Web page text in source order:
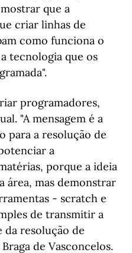
que a
criar linhas de
como funciona o
tecnologia que os
programadores,
"A mensagem é a
para a resolução de
a
porque a ideia
área, mas demonstrar
- scratch e
de transmitir a
da resolução de
de Vasconcelos.